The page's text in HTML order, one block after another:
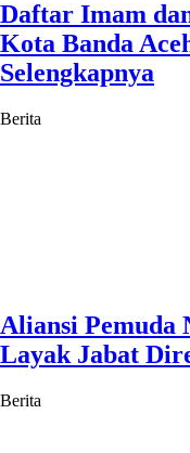
Daftar Imam
Kota Banda
Selengkapnya
Berita
Aliansi Pemuda
Layak Jabat
Berita